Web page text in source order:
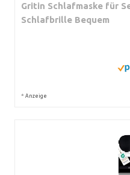
Gritin Schlafmaske für
Schlafbrille Bequem
* Anzeige